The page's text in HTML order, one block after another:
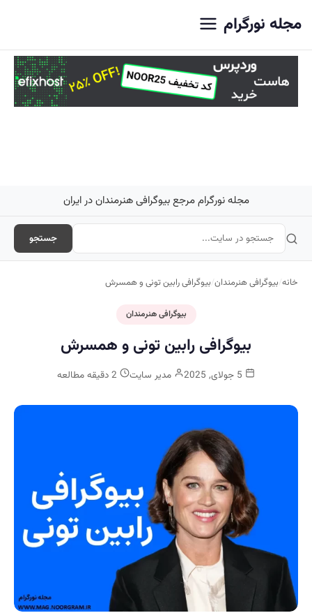
مجله نورگرام
مجله نورگرام مرجع بیوگرافی هنرمندان در ایران
جستجو
خانه/بیوگرافی هنرمندان/بیوگرافی رابین تونی و همسرش
بیوگرافی هنرمندان
بیوگرافی رابین تونی و همسرش
مدیر سایت